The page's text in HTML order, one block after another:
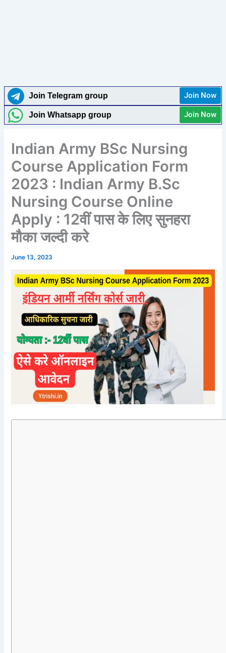
Join Telegram group Join Now
Join Whatsapp group Join Now
Indian Army BSc Nursing
Course Application Form
2023 : Indian Army B.Sc
Nursing Course Online
Apply : 12वीं पास के लिए सुनहरा
मौका जल्दी करे
June 13, 2023